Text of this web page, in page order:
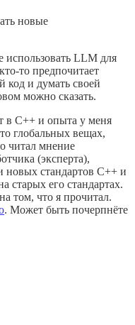
новые
использовать LLM для
то предпочитает
код и думать своей
можно сказать.
в C++ и опыта у меня
глобальных вещах,
читал мнение
(эксперта),
новых стандартов C++ и
старых его стандартах.
том, что я прочитал.
. Может быть почерпнёте